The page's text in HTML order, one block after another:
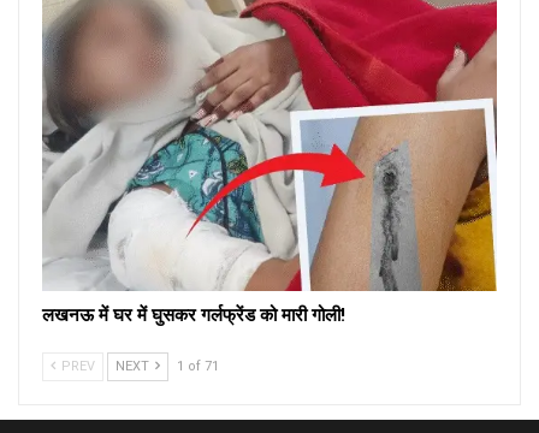
लखनऊ में घर में घुसकर गर्लफ्रेंड को मारी गोली!
PREV NEXT 1 of 71